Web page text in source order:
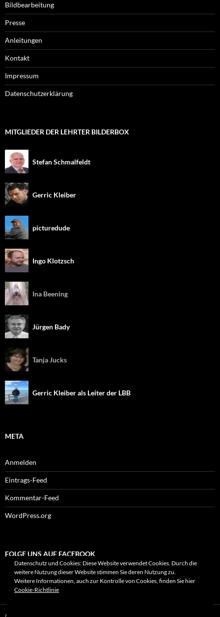
Bildbearbeitung
Presse
Anleitungen
Kontakt
Impressum
Datenschutzerklärung
MITGLIEDER DER LEHRTER BILDERBOX
Stefan Schmalfeldt
Gerric Kleiber
picturedude
Ingo Klotzsch
Ina Beening
Jürgen Bady
Tanja Jucks
Gerric Kleiber als Leiter der LBB
META
Anmelden
Eintrags-Feed
Kommentar-Feed
WordPress.org
FOLGE UNS AUF FACEBOOK
Datenschutz und Cookies: Diese Website verwendet Cookies. Durch die
weitere Nutzung dieser Website stimmen Sie deren Nutzung zu.
Weitere Informationen, auch zur Kontrolle von Cookies, finden Sie hier
Cookie-Richtlinie